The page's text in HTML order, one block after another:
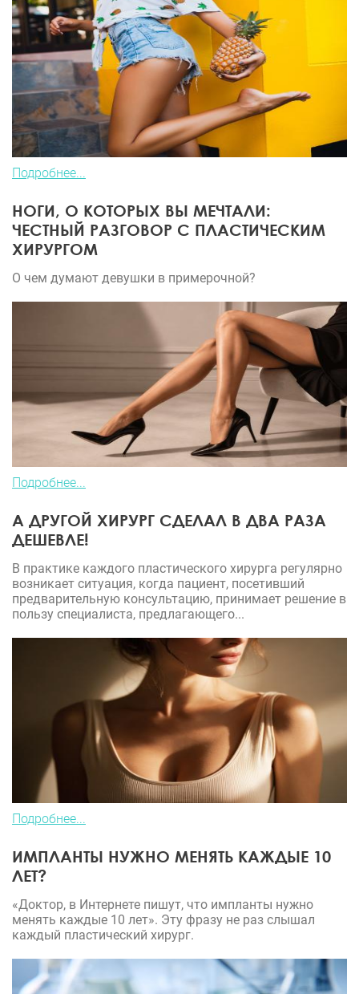
Подробнее...
НОГИ, О КОТОРЫХ ВЫ МЕЧТАЛИ:
ЧЕСТНЫЙ РАЗГОВОР С ПЛАСТИЧЕСКИМ
ХИРУРГОМ
О чем думают девушки в примерочной?
Подробнее...
А ДРУГОЙ ХИРУРГ СДЕЛАЛ В ДВА РАЗА
ДЕШЕВЛЕ!
В практике каждого пластического хирурга регулярно
возникает ситуация, когда пациент, посетивший
предварительную консультацию, принимает решение в
пользу специалиста, предлагающего...
Подробнее...
ИМПЛАНТЫ НУЖНО МЕНЯТЬ КАЖДЫЕ 10
ЛЕТ?
«Доктор, в Интернете пишут, что импланты нужно
менять каждые 10 лет». Эту фразу не раз слышал
каждый пластический хирург.